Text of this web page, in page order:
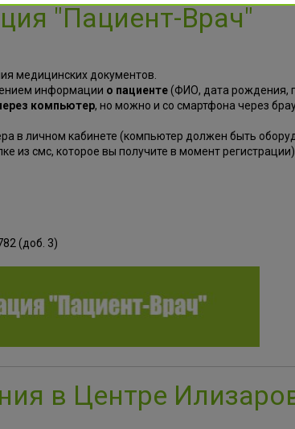
"Пациент-Врач"
медицинских документов.
информации о пациенте(ФИО, дата рождения,
компьютер, но можно и со смартфона через
в личном кабинете (компьютер должен быть
из смс, которое вы получите в момент регистрации).
(доб. 3)
в Центре